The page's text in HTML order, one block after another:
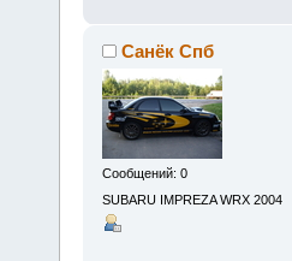
Санёк Спб
Сообщений: 0
SUBARU IMPREZA WRX 2004